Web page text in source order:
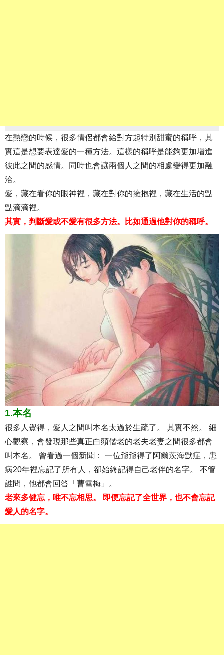
在熱戀的時候，很多情侶都會給對方起特別甜蜜的稱呼，其
實這是想要表達愛的一種方法。這樣的稱呼是能夠更加增進
彼此之間的感情。同時也會讓兩個人之間的相處變得更加融
洽。
愛，藏在看你的眼神裡，藏在對你的擁抱裡，藏在生活的點
點滴滴裡。
其實，判斷愛或不愛有很多方法。比如通過他對你的稱呼。
1.本名
很多人覺得，愛人之間叫本名太過於生疏了。 其實不然。 細
心觀察，會發現那些真正白頭偕老的老夫老妻之間很多都會
叫本名。 曾看過一個新聞： 一位爺爺得了阿爾茨海默症，患
病20年裡忘記了所有人，卻始終記得自己老伴的名字。 不管
誰問，他都會回答「曹雪梅」。
老來多健忘，唯不忘相思。 即便忘記了全世界，也不會忘記
愛人的名字。